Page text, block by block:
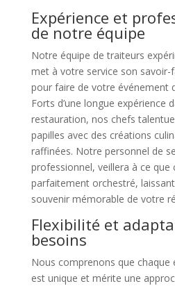
Expérience et
de notre équipe
Notre équipe de traiteurs
met à votre service son savoir-
pour faire de votre événement
Forts d’une longue expérience
restauration, nos chefs
papilles avec des créations
raffinées. Notre personnel de
professionnel, veillera à ce que
parfaitement orchestré,
souvenir mémorable de votre
Flexibilité et
besoins
Nous comprenons que chaque
est unique et mérite une